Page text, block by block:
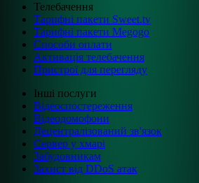
Телебачення
Тарифні пакети Sweet.tv
Тарифні пакети Megogo
Способи оплати
Активація телебачення
Пристрої для перегляду
Інші послуги
Відеоспостереження
Відеодомофони
Децентралізований зв'язок
Сервер у хмарі
Забудовникам
Захист від DDoS атак